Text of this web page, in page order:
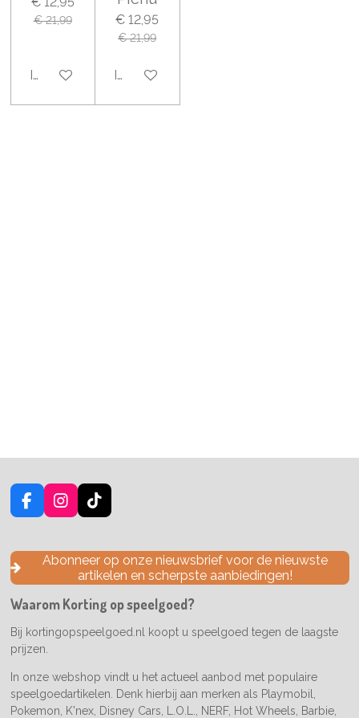
€ 21,99
In winkelwagen
€ 12,95
€ 21,99
In winkelwagen
F
a
e
o
k
I
n
t
a
g
a
m
T
i
T
o
k
Abonneer op onze nieuwsbrief voor de nieuwste
artikelen en scherpste aanbiedingen!
Waarom Korting op speelgoed?
Bij kortingopspeelgoed.nl koopt u speelgoed tegen de laagste
prijzen.
In onze webshop vindt u het actueel aanbod met populaire
speelgoedartikelen. Denk hierbij aan merken als Playmobil,
Pokemon, K'nex, Disney Cars, L.O.L., NERF, Hot Wheels, Barbie,